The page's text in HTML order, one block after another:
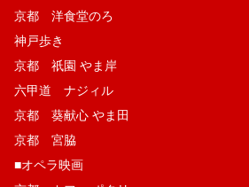
京都 洋食堂のろ
神戸歩き
京都 祇園 やま岸
六甲道 ナジィル
京都 葵献心 やま田
京都 宮脇
■オペラ映画